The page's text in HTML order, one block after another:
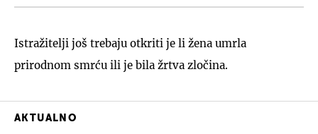
Istražitelji još trebaju otkriti je li žena umrla
prirodnom smrću ili je bila žrtva zločina.
AKTUALNO